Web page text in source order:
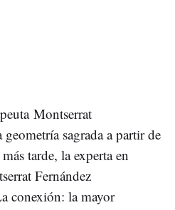
Montserrat
sagrada a partir de
tarde, la experta en
Fernández
conexión: la mayor